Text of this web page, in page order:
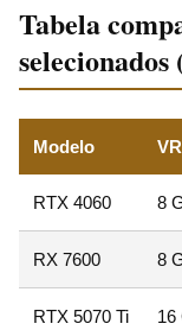
Tabela
selecionados
Modelo
RTX 4060 8
RX 7600 8
RTX 5070 Ti 16